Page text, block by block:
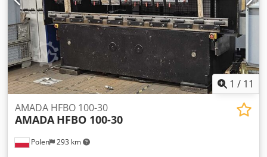
1 / 11
Polen 293 km
AMADA HFBO 100-30
AMADA HFBO 100-30